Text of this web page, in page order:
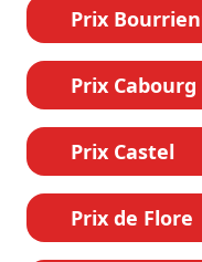
Prix
Prix
Prix Castel
Prix de Flore